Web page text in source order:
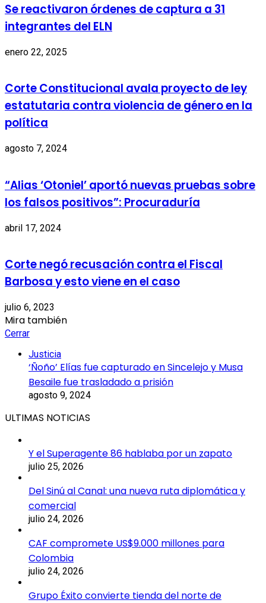
Se reactivaron órdenes de captura a 31
integrantes del ELN
enero 22, 2025
Corte Constitucional avala proyecto de ley
estatutaria contra violencia de género en la
política
agosto 7, 2024
“Alias ‘Otoniel’ aportó nuevas pruebas sobre
los falsos positivos”: Procuraduría
abril 17, 2024
Corte negó recusación contra el Fiscal
Barbosa y esto viene en el caso
julio 6, 2023
Mira también
Cerrar
Justicia
‘Ñoño’ Elías fue capturado en Sincelejo y Musa
Besaile fue trasladado a prisión
agosto 9, 2024
ULTIMAS NOTICIAS
Y el Superagente 86 hablaba por un zapato
julio 25, 2026
Del Sinú al Canal: una nueva ruta diplomática y
comercial
julio 24, 2026
CAF compromete US$9.000 millones para
Colombia
julio 24, 2026
Grupo Éxito convierte tienda del norte de